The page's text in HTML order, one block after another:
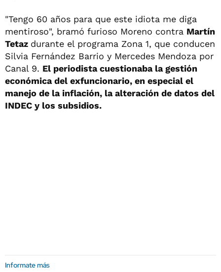
"Tengo 60 años para que este idiota me diga
mentiroso", bramó furioso Moreno contra Martín
Tetaz durante el programa Zona 1, que conducen
Silvia Fernández Barrio y Mercedes Mendoza por
Canal 9. El periodista cuestionaba la gestión
económica del exfuncionario, en especial el
manejo de la inflación, la alteración de datos del
INDEC y los subsidios.
Informate más